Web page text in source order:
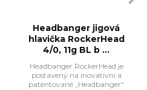
Headbanger jigová
hlavička RockerHead
4/0, 11g BL b ...
Headbanger RockerHead je
postavený na inovativní a
patentované „Headbanger“